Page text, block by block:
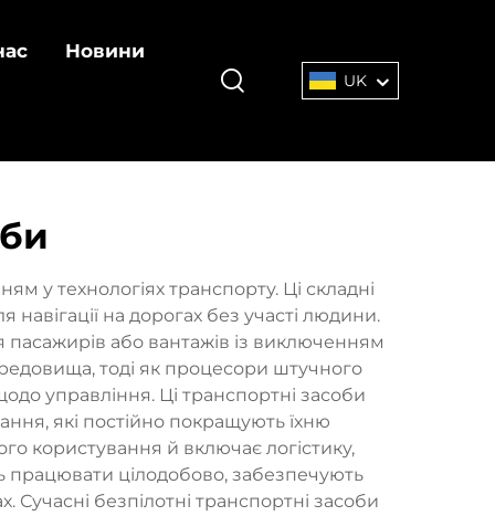
Новини
UK
у технологіях транспорту. Ці складні
на дорогах без участі людини.
або вантажів із виключенням
тоді як процесори штучного
управління. Ці транспортні засоби
які постійно покращують їхню
користування й включає логістику,
працювати цілодобово, забезпечують
безпілотні транспортні засоби